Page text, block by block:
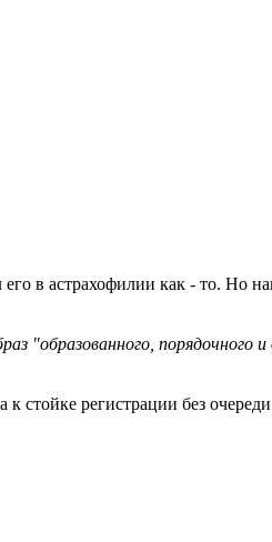
в астрахофилии как - то. Но
"образованного, порядочного
стойке регистрации без